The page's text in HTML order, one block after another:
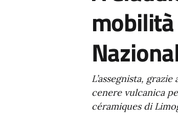
mobilità
L’assegnista,
cenere vulcanica
céramiques di